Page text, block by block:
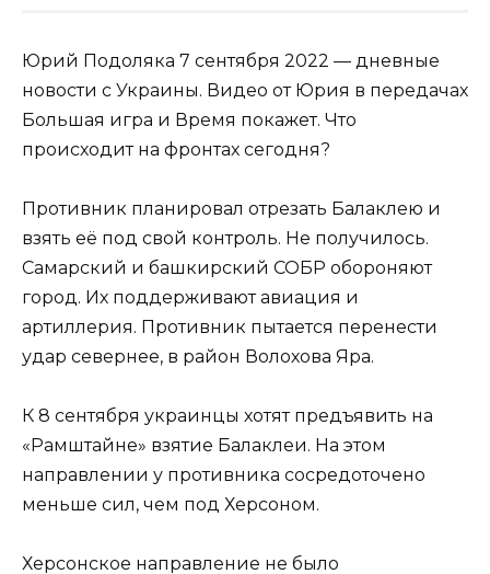
Юрий Подоляка 7 сентября 2022 — дневные
новости с Украины. Видео от Юрия в передачах
Большая игра и Время покажет. Что
происходит на фронтах сегодня?
Противник планировал отрезать Балаклею и
взять её под свой контроль. Не получилось.
Самарский и башкирский СОБР обороняют
город. Их поддерживают авиация и
артиллерия. Противник пытается перенести
удар севернее, в район Волохова Яра.
К 8 сентября украинцы хотят предъявить на
«Рамштайне» взятие Балаклеи. На этом
направлении у противника сосредоточено
меньше сил, чем под Херсоном.
Херсонское направление не было